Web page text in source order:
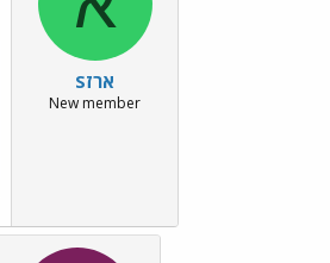
ארזS
New member